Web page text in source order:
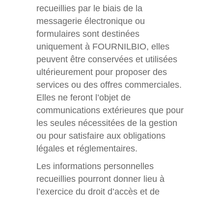
recueillies par le biais de la
messagerie électronique ou
formulaires sont destinées
uniquement à FOURNILBIO, elles
peuvent être conservées et utilisées
ultérieurement pour proposer des
services ou des offres commerciales.
Elles ne feront l’objet de
communications extérieures que pour
les seules nécessitées de la gestion
ou pour satisfaire aux obligations
légales et réglementaires.
Les informations personnelles
recueillies pourront donner lieu à
l’exercice du droit d’accès et de